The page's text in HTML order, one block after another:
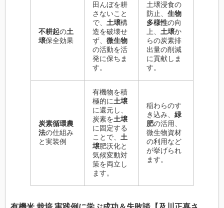
不耕起の土
壌保全効果
田んぼを耕
さないこと
で、 土壌構
造を破壊せ
ず、 微生物
の活動を活
発に保ちま
す。
土壌浸食の
防止、 生物
多様性の向
上、 土壌か
らの炭素排
出量の削減
に貢献しま
す。
炭素循環農
法の仕組み
と実装例
有機物を積
極的に土壌
に還元し、
炭素を土壌
に固定する
ことで、 土
壌肥沃化と
気候変動対
策を両立し
ます。
稲わらのす
き込み、 緑
肥の活用、
微生物資材
の利用など
が挙げられ
ます。